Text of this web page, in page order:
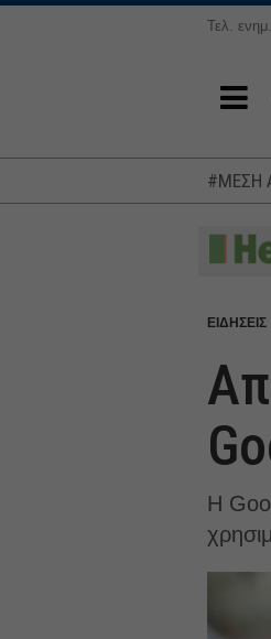
Τελ.
#ΜΕΣΗ
ΕΙΔΗΣΕΙΣ
Η